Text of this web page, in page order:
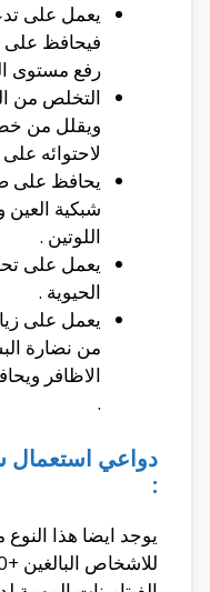
يعمل على
فيحافظ
رفع مستوى
التخلص من
ويقلل من
لاحتوائه
يحافظ على
شبكية العين
اللوتين .
يعمل على
الحيوية .
يعمل على
من نضارة
الاظافر
.
دواعي استعمال
:
يوجد ايضا هذا